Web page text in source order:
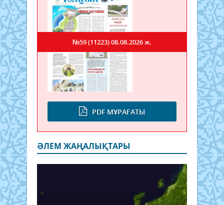
PDF МҰРАҒАТЫ
№59 (11223)08.08.2026 ж.
ӘЛЕМ ЖАҢАЛЫҚТАРЫ